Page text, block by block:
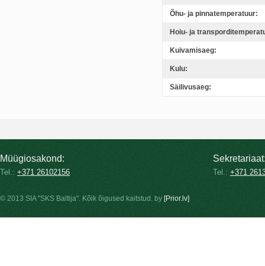
Õhu- ja pinnatemperatuur:
Hoiu- ja
Kuivamisaeg:
Kulu:
Säilivusaeg:
Müügiosakond:
Tel.: +371 26102156
© 2013 SIA "SKS Baltija". Kõik õigused kaitstud. by [Prior.lv]
Tel.: +371